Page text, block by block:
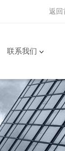
返回
联系我们